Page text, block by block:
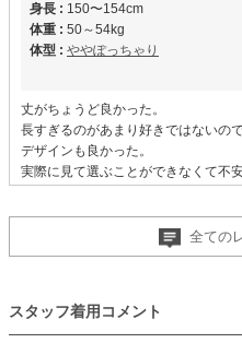
身長 : 150〜154cm
体重 : 50～54kg
体型 : ややぽっちゃり
丈がちょうど良かった。
長すぎるのがあまり好きではないの
デザインも良かった。
実際に見て選ぶことができなくて不
【一緒に注文した商品】 全ての
スタッフ着用コメント